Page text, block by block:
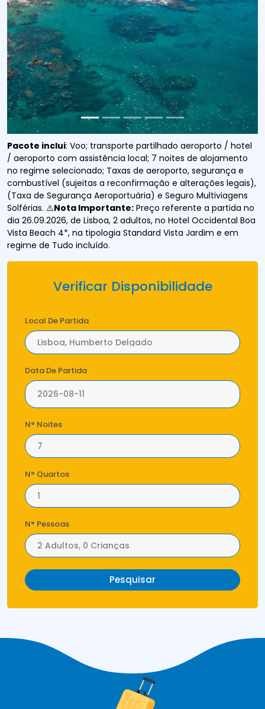
Pacote inclui: Voo; transporte partilhado aeroporto / hotel
/ aeroporto com assistência local; 7 noites de alojamento
no regime selecionado; Taxas de aeroporto, segurança e
combustível (sujeitas a reconfirmação e alterações legais),
(Taxa de Segurança Aeroportuária) e Seguro Multiviagens
Solférias. ⚠️Nota Importante: Preço referente a partida no
dia 26.09.2026, de Lisboa, 2 adultos, no Hotel Occidental Boa
Vista Beach 4*, na tipologia Standard Vista Jardim e em
regime de Tudo incluído.
Verificar Disponibilidade
Local De Partida
Data De Partida
N° Noites
N° Quartos
N° Pessoas
Pesquisar